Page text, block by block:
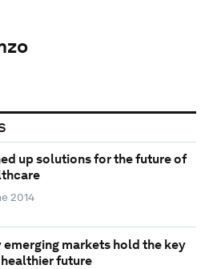
up solutions for the future of
2014
emerging markets hold the key
future